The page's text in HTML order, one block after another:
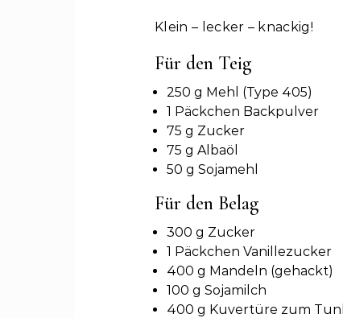
Klein – lecker – knackig!
Für den Teig
250 g Mehl (Type 405)
1 Päckchen Backpulver
75 g Zucker
75 g Albaöl
50 g Sojamehl
Für den Belag
300 g Zucker
1 Päckchen Vanillezucker
400 g Mandeln (gehackt)
100 g Sojamilch
400 g Kuvertüre zum